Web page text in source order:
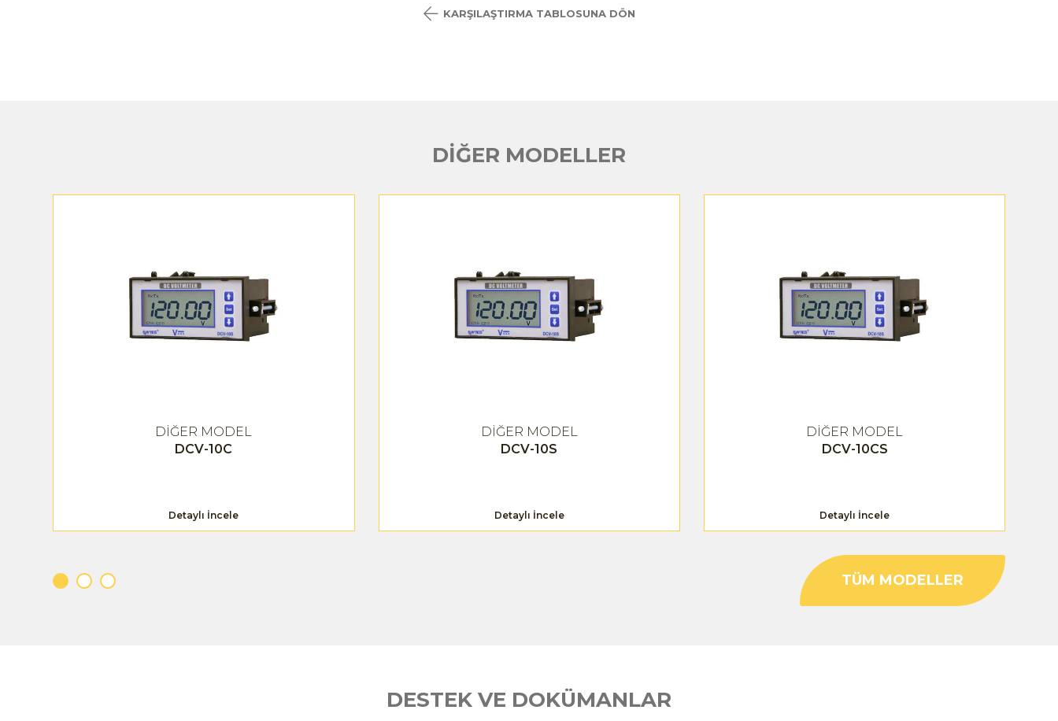
KARŞILAŞTIRMA TABLOSUNA DÖN
DİĞER MODELLER
DİĞER MODEL
DCV-10C
Detaylı İncele
DİĞER MODEL
DCV-10S
Detaylı İncele
DİĞER MODEL
DCV-10CS
Detaylı İncele
TÜM MODELLER
DESTEK VE DOKÜMANLAR